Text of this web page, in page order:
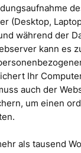
(Desktop,
während der
kann es
Ihr
auch der
um einen
als tausend